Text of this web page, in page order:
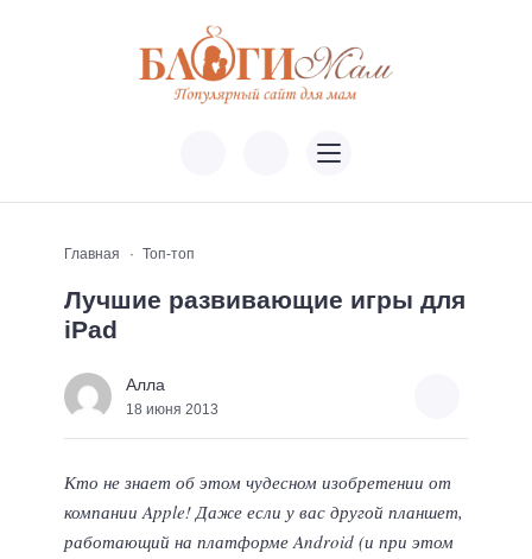
Главная Топ-топ
Лучшие развивающие игры для
iPad
Алла
18 июня 2013
Кто не знает об этом чудесном изобретении от
компании Apple! Даже если у вас другой планшет,
работающий на платформе Android (и при этом